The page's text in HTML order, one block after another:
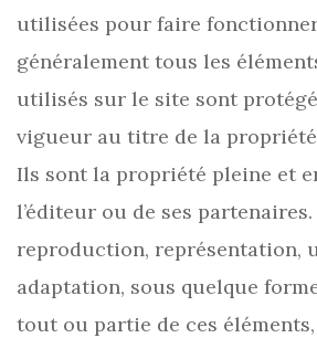
utilisées pour faire
généralement tous les
utilisés sur le site sont
vigueur au titre de la
Ils sont la propriété pleine et
l’éditeur ou de ses
reproduction, représentation,
adaptation, sous quelque
tout ou partie de ces